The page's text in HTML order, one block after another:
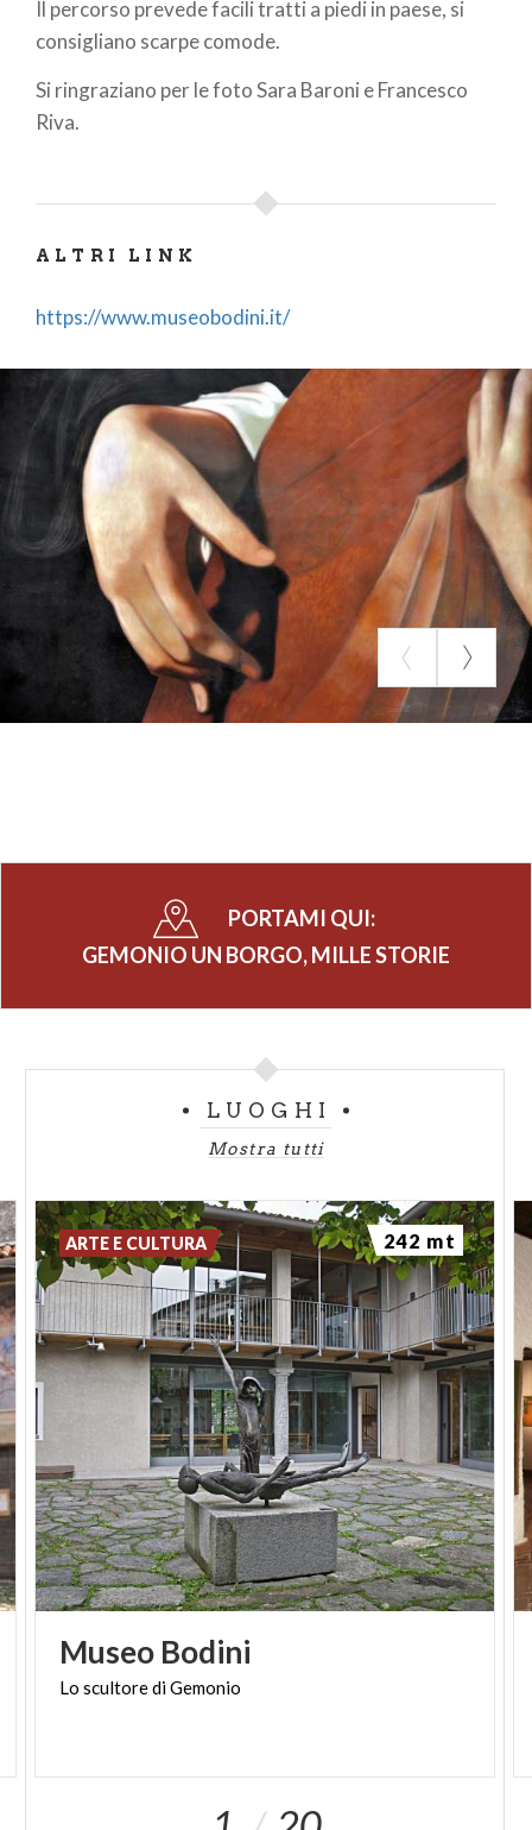
Il percorso prevede facili tratti a piedi in paese, si
consigliano scarpe comode.
Si ringraziano per le foto Sara Baroni e Francesco
Riva.
ALTRI LINK
https://www.museobodini.it/
PORTAMI QUI:
GEMONIO UN BORGO, MILLE STORIE
LUOGHI
Mostra tutti
Museo Bodini
Lo scultorediGemonio
ARTE E CULTURA 242 mt